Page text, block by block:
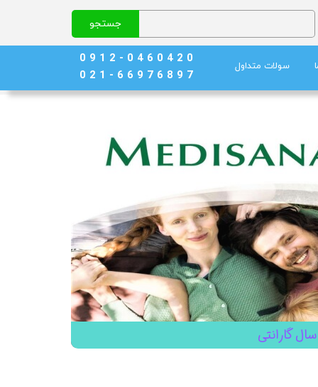
جستجو
سولات متداول
0 9 1 2 - 0 4 6 0 4 2 0
0 2 1 - 6 6 9 7 6 8 9 7
گارانتی